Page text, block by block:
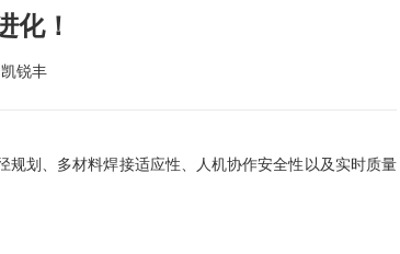
化！
锐丰
划、多材料焊接适应性、人机协作安全性以及实时质量